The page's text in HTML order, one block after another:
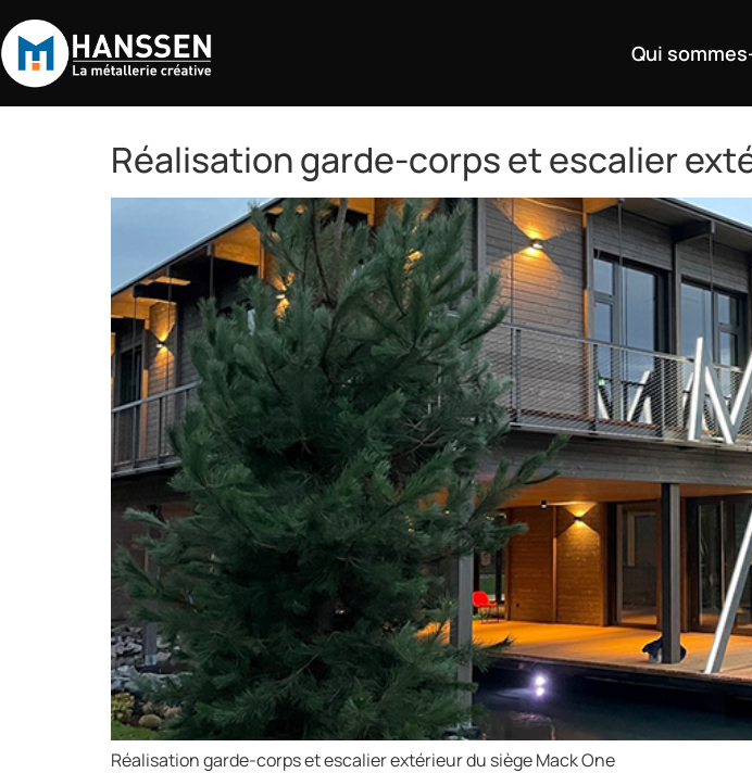
Qui
Réalisation garde-corps et escalier
Réalisation garde-corps et escalier extérieur du siège Mack One